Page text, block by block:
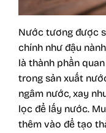
Nước tương được
chính như đậu
là thành phần
trong sản xuất
ngâm nước, xay
lọc để lấy nước.
thêm vào để tạo